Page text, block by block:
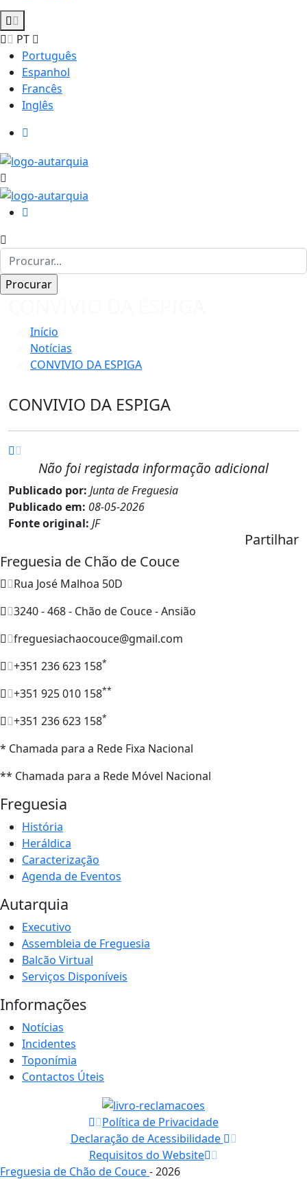
PT
Português
Espanhol
Francês
Inglês
Início
Notícias
CONVIVIO DA ESPIGA
CONVIVIO DA ESPIGA
Não foi registada informação adicional
Publicado por: Junta de Freguesia
Publicado em: 08-05-2026
Fonte original: JF
Partilhar
Freguesia de Chão de Couce
Rua José Malhoa 50D
3240 - 468 - Chão de Couce - Ansião
freguesiachaocouce@gmail.com
+351 236 623 158*
+351 925 010 158**
+351 236 623 158*
* Chamada para a Rede Fixa Nacional
** Chamada para a Rede Móvel Nacional
Freguesia
História
Heráldica
Caracterização
Agenda de Eventos
Autarquia
Executivo
Assembleia de Freguesia
Balcão Virtual
Serviços Disponíveis
Informações
Notícias
Incidentes
Toponímia
Contactos Úteis
Política de Privacidade
Declaração de Acessibilidade
Requisitos do Website
Freguesia de Chão de Couce- 2026